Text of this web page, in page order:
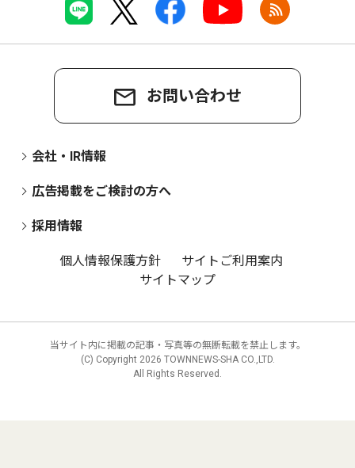
お問い合わせ
会社・IR情報
広告掲載をご検討の方へ
採用情報
個人情報保護方針
サイトご利用案内
サイトマップ
当サイト内に掲載の記事・写真等の無断転載を禁止します。
(C) Copyright 2026 TOWNNEWS-SHA CO.,LTD.
All Rights Reserved.